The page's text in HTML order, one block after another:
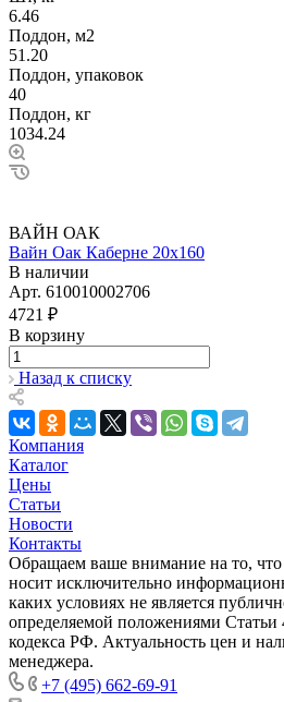
6.46
Поддон, м2
51.20
Поддон, упаковок
40
Поддон, кг
1034.24
ВАЙН ОАК
Вайн Оак Каберне 20х160
В наличии
Арт. 610010002706
4721 ₽
В корзину
Назад к списку
Компания
Каталог
Цены
Статьи
Новости
Контакты
Обращаем ваше внимание на то,
носит исключительно
каких условиях не является
определяемой положениями Статьи
кодекса РФ. Актуальность цен и
менеджера.
+7 (495) 662-69-91